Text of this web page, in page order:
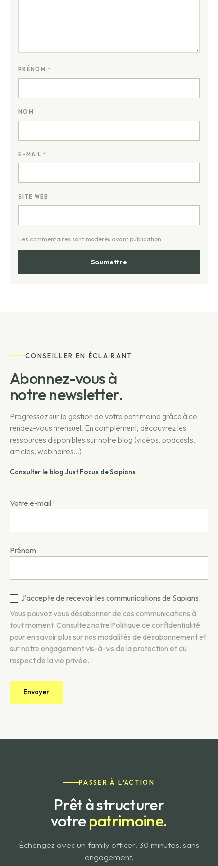
PRÉNOM *
NOM
E-MAIL *
SITE WEB
CONSEILLER EN ÉCLAIRANT
Abonnez-vous à
notre newsletter.
Progressez sur la gestion de votre patrimoine grâce à ce
rendez-vous mensuel. En complément, découvrez les
ressources disponibles sur notre blog (vidéos, podcasts,
articles, webinaires...)
Consulter le blog Just Focus de Sapians
Votre e-mail *
Prénom
J'accepte de recevoir les communications de Sapians.
Vous pouvez vous désabonner de ces communications à
tout moment. Consultez notre Politique de confidentialité
pour en savoir plus sur nos modalités de désabonnement et
sur notre engagement vis-à-vis de la protection et du
respect de la vie privée.
PASSER À L'ACTION
Prêt à structurer
votrepatrimoine.
Échangez avec un family officer. 30 minutes, sans
engagement.